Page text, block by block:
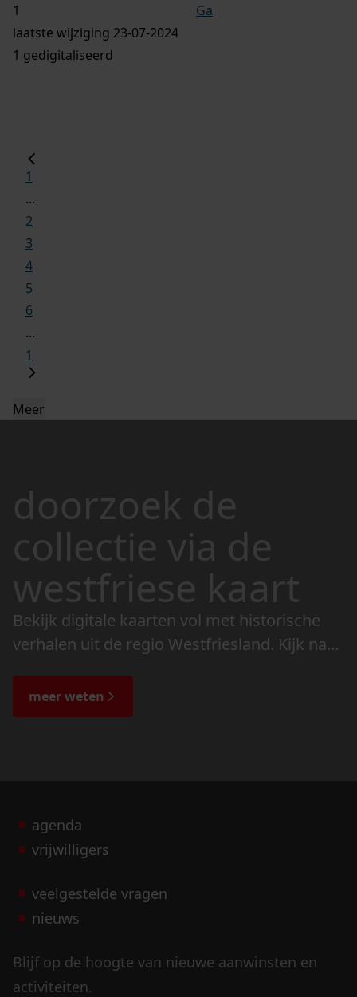
Ga
laatste wijziging 23-07-2024
1 gedigitaliseerd
1
...
2
3
4
5
6
...
1
Meer
doorzoek de
collectie via de
westfriese kaart
Bekijk digitale kaarten vol met historische
verhalen uit de regio Westfriesland. Kijk naar
de bijzondere verhalen.
meer weten
agenda
vrijwilligers
veelgestelde vragen
nieuws
Blijf op de hoogte van nieuwe aanwinsten en
activiteiten.